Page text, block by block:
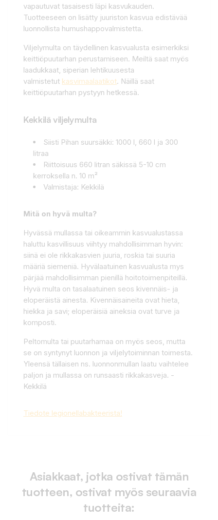
vapautuvat tasaisesti läpi kasvukauden.
Tuotteeseen on lisätty juuriston kasvua edistävää
luonnollista humushappovalmistetta.
Viljelymulta on täydellinen kasvualusta esimerkiksi
keittiöpuutarhan perustamiseen. Meiltä saat myös
laadukkaat, siperian lehtikuusesta
valmistetut kasvimaalaatikot. Näillä saat
keittiöpuutarhan pystyyn hetkessä.
Kekkilä viljelymulta
Siisti Pihan suursäkki: 1000 l, 660 l ja 300
litraa
Riittoisuus 660 litran säkissä 5-10 cm
kerroksella n. 10 m²
Valmistaja: Kekkilä
Mitä on hyvä multa?
Hyvässä mullassa tai oikeammin kasvualustassa
haluttu kasvillisuus viihtyy mahdollisimman hyvin:
siinä ei ole rikkakasvien juuria, roskia tai suuria
määriä siemeniä. Hyvälaatuinen kasvualusta mys
pärjää mahdollisimman pienillä hoitotoimenpiteillä.
Hyvä multa on tasalaatuinen seos kivennäis- ja
eloperäistä ainesta. Kivennäisaineita ovat hieta,
hiekka ja savi; eloperäisiä aineksia ovat turve ja
komposti.
Peltomulta tai puutarhamaa on myös seos, mutta
se on syntynyt luonnon ja viljelytoiminnan toimesta.
Yleensä tällaisen ns. luonnonmullan laatu vaihtelee
paljon ja mullassa on runsaasti rikkakasveja. -
Kekkilä
Tiedote legionellabakteerista!
Asiakkaat, jotka ostivat tämän
tuotteen, ostivat myös seuraavia
tuotteita: